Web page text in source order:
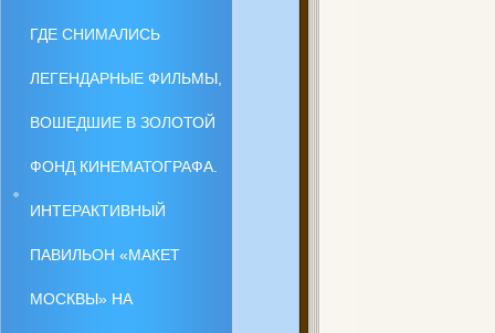
ГДЕ СНИМАЛИСЬ
ЛЕГЕНДАРНЫЕ ФИЛЬМЫ,
ВОШЕДШИЕ В ЗОЛОТОЙ
ФОНД КИНЕМАТОГРАФА.
ИНТЕРАКТИВНЫЙ
ПАВИЛЬОН «МАКЕТ
МОСКВЫ» НА